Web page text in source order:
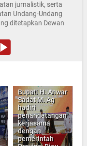
jurnalistik, serta
Undang-Undang
ditetapkan Dewan
Bupati H. Anwar
Sadat M. Ag
hadiri
penandatangan
kerjasama
dengan
pemerintah